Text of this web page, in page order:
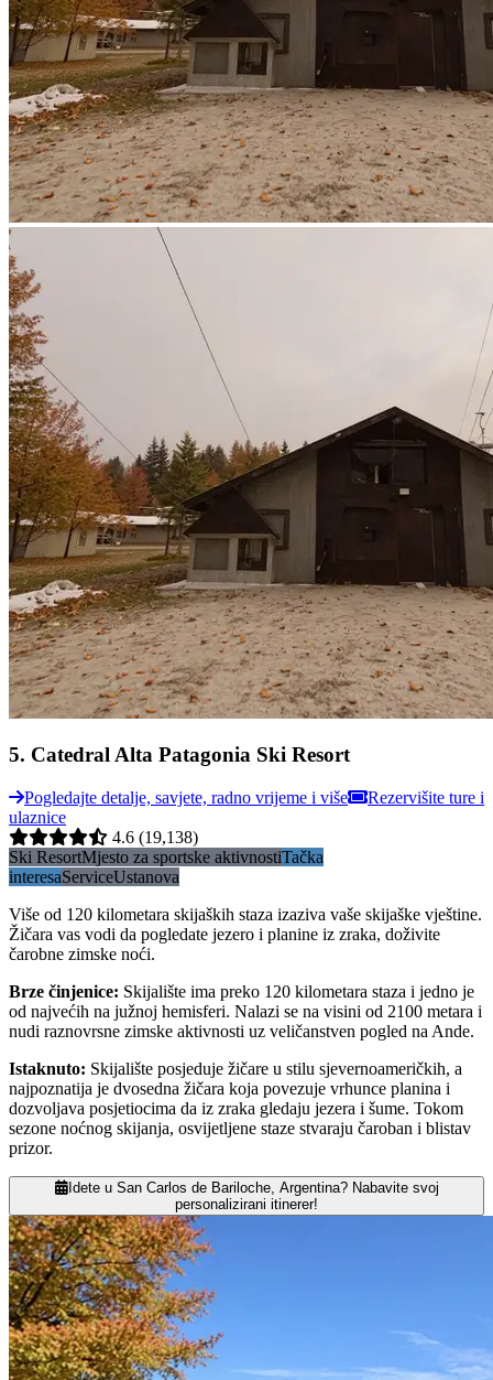
5. Catedral Alta Patagonia Ski Resort
Pogledajte detalje, savjete, radno vrijeme i više
Rezervišite ture i
ulaznice
4.6 (19,138)
Ski ResortMjesto za sportske aktivnostiTačka
interesaServiceUstanova
Više od 120 kilometara skijaških staza izaziva vaše skijaške vještine.
Žičara vas vodi da pogledate jezero i planine iz zraka, doživite
čarobne zimske noći.
Brze činjenice: Skijalište ima preko 120 kilometara staza i jedno je
od najvećih na južnoj hemisferi. Nalazi se na visini od 2100 metara i
nudi raznovrsne zimske aktivnosti uz veličanstven pogled na Ande.
Istaknuto: Skijalište posjeduje žičare u stilu sjevernoameričkih, a
najpoznatija je dvosedna žičara koja povezuje vrhunce planina i
dozvoljava posjetiocima da iz zraka gledaju jezera i šume. Tokom
sezone noćnog skijanja, osvijetljene staze stvaraju čaroban i blistav
prizor.
Idete u San Carlos de Bariloche, Argentina? Nabavite svoj
personalizirani itinerer!